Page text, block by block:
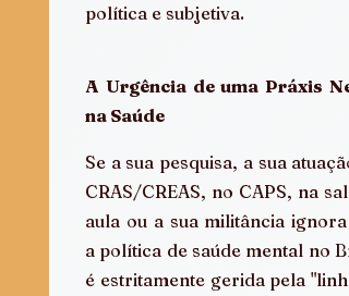
política e subjetiva.
A Urgência de uma Práxis
na Saúde
Se a sua pesquisa, a sua
CRAS/CREAS, no CAPS, na
aula ou a sua militância ignora
a política de saúde mental no
é estritamente gerida pela